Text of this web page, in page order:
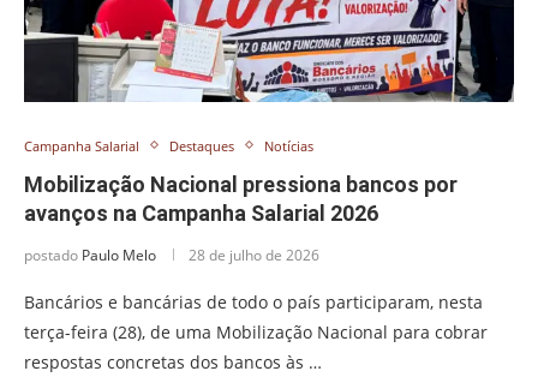
Campanha Salarial Destaques Notícias
Mobilização Nacional pressiona bancos por
avanços na Campanha Salarial 2026
postado Paulo Melo 28 de julho de 2026
Bancários e bancárias de todo o país participaram, nesta
terça-feira (28), de uma Mobilização Nacional para cobrar
respostas concretas dos bancos às …